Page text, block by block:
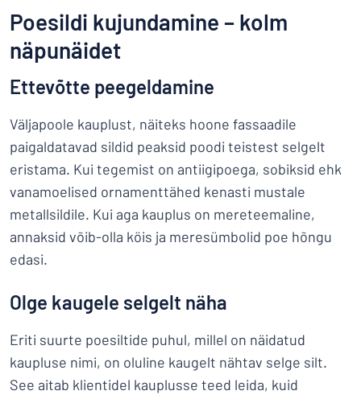
Poesildi kujundamine – kolm
näpunäidet
Ettevõtte peegeldamine
Väljapoole kauplust, näiteks hoone fassaadile
paigaldatavad sildid peaksid poodi teistest selgelt
eristama. Kui tegemist on antiigipoega, sobiksid ehk
vanamoelised ornamenttähed kenasti mustale
metallsildile. Kui aga kauplus on mereteemaline,
annaksid võib-olla köis ja meresümbolid poe hõngu
edasi.
Olge kaugele selgelt näha
Eriti suurte poesiltide puhul, millel on näidatud
kaupluse nimi, on oluline kaugelt nähtav selge silt.
See aitab klientidel kauplusse teed leida, kuid